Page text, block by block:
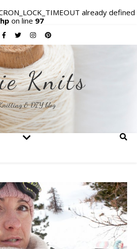
already defined
on line 97
Knits
& DIY blog